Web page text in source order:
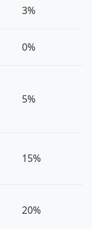
3%
0%
5%
15%
20%